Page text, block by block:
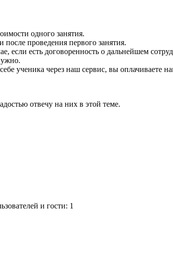
одного занятия.
проведения первого занятия.
если есть договоренность о дальнейшем
ученика через наш сервис, вы оплачиваете
отвечу на них в этой теме.
и гости: 1